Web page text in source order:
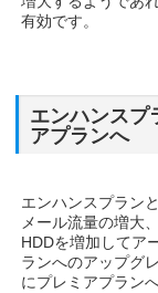
有効です。
エンハンスプ
アプランへ
エンハンスプラン
メール流量の増大
HDDを増加してア
ランへのアップグ
にプレミアプラン